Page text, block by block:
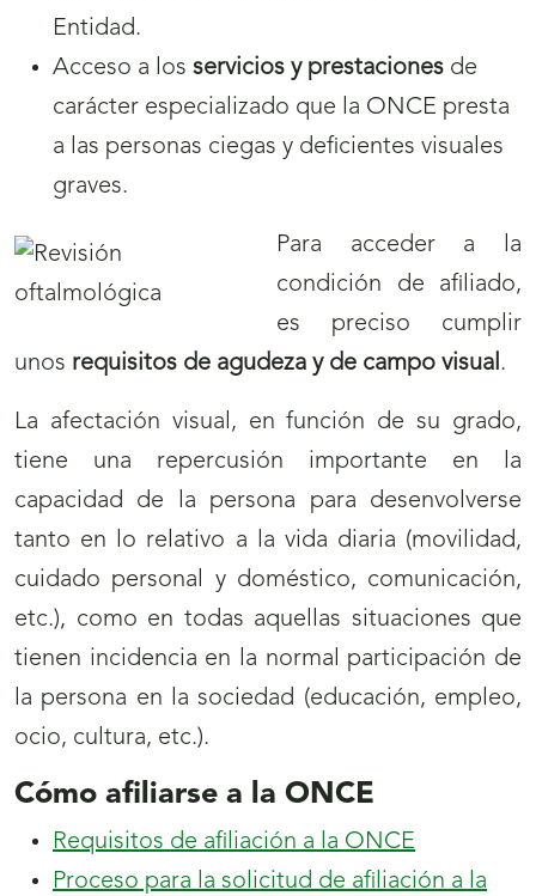
Entidad.
Acceso a los servicios y prestaciones de
carácter especializado que la ONCE presta
a las personas ciegas y deficientes visuales
graves.
Para acceder a la
condición de afiliado,
es preciso cumplir
unos requisitos de agudeza y de campo visual.
La afectación visual, en función de su grado,
tiene una repercusión importante en la
capacidad de la persona para desenvolverse
tanto en lo relativo a la vida diaria (movilidad,
cuidado personal y doméstico, comunicación,
etc.), como en todas aquellas situaciones que
tienen incidencia en la normal participación de
la persona en la sociedad (educación, empleo,
ocio, cultura, etc.).
Cómo afiliarse a la ONCE
Requisitos de afiliación a la ONCE
Proceso para la solicitud de afiliación a la